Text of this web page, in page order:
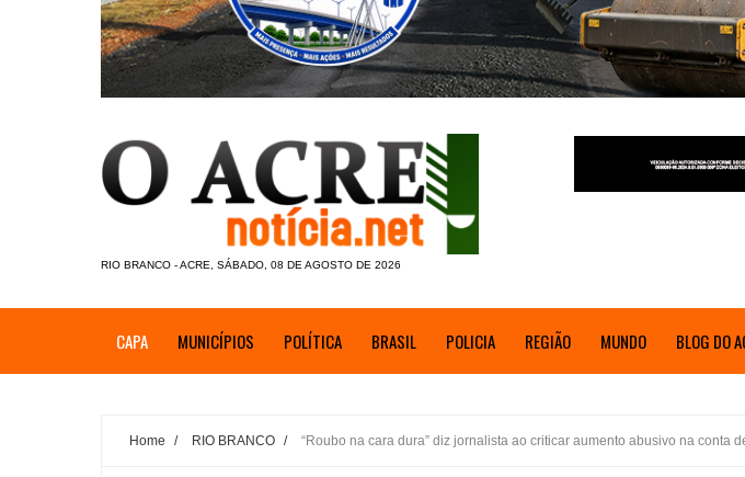
RIO BRANCO - ACRE, SÁBADO, 08 DE AGOSTO DE 2026
CAPA MUNICÍPIOS POLÍTICA BRASIL POLICIA REGIÃO MUNDO BLOG DO
Home / RIO BRANCO / “Roubo na cara dura” diz jornalista ao criticar aumento abusivo na conta